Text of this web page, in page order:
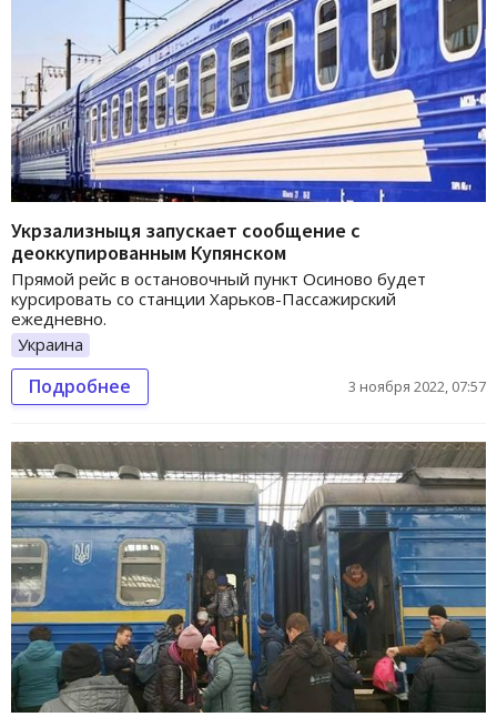
Укрзализныця запускает сообщение с
деоккупированным Купянском
Прямой рейс в остановочный пункт Осиново будет
курсировать со станции Харьков-Пассажирский
ежедневно.
Украина
Подробнее 3 ноября 2022, 07:57